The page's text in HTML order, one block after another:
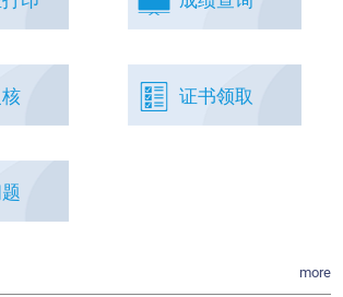
证书领取
more